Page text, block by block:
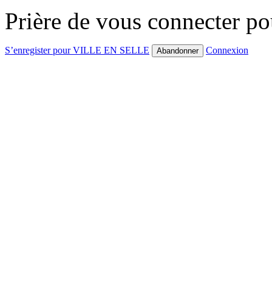
Prière de vous connecter
S’enregister pour VILLE EN SELLE Abandonner Connexion